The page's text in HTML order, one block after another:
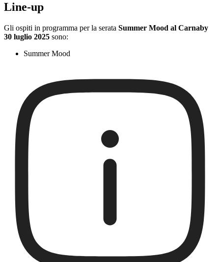
Line-up
Gli ospiti in programma per la serata Summer Mood al Carnaby
30 luglio 2025 sono:
Summer Mood